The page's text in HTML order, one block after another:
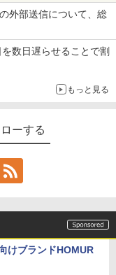
外部送信について、総
数日遅らせることで割
もっと見る
ーする
けブランドHOMUR